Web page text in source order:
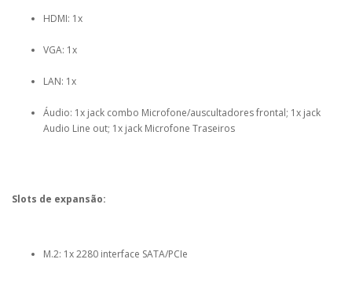
HDMI: 1x
VGA: 1x
LAN: 1x
Áudio: 1x jack combo Microfone/auscultadores frontal; 1x jack
Audio Line out; 1x jack Microfone Traseiros
Slots de expansão:
M.2: 1x 2280 interface SATA/PCIe